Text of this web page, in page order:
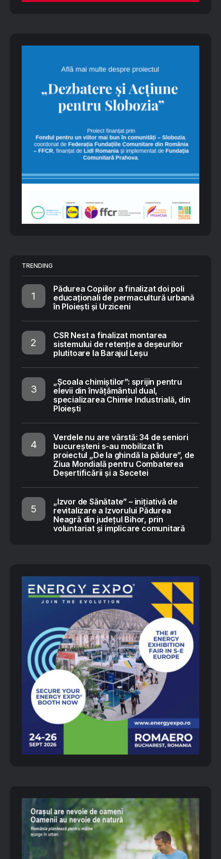
TRENDING
Pădurea Copiilor a finalizat doi poli
educaționali de permacultură urbană
în Ploiești și Urziceni
CSR Nest a finalizat montarea
sistemului de retenție a deșeurilor
plutitoare la Barajul Leșu
„Școala chimiștilor”: sprijin pentru
elevii din învățământul dual,
specializarea Chimie Industrială, din
Ploiești
Verdele nu are vârstă: 34 de seniori
bucureșteni s-au mobilizat în
proiectul „De la ghindă la pădure”, de
Ziua Mondială pentru Combaterea
Deșertificării și a Secetei
„Izvor de Sănătate” – inițiativă de
revitalizare a Izvorului Pădurea
Neagră din județul Bihor, prin
voluntariat și implicare comunitară